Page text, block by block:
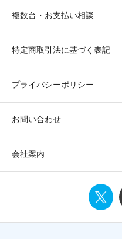
複数台・お支払い相談
特定商取引法に基づく表記
プライバシーポリシー
お問い合わせ
会社案内